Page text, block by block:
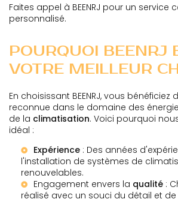
Faites appel à BEENRJ pour un service
personnalisé.
POURQUOI BEENRJ
VOTRE MEILLEUR
En choisissant BEENRJ, vous bénéficiez
reconnue dans le domaine des
de la climatisation. Voici pourquoi
idéal :
Expérience : Des années
l'installation de systèmes de
renouvelables.
Engagement envers la qualité :
réalisé avec un souci du détail et